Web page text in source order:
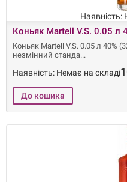
Наявність:
Коньяк Martell V.S. 0.05 л
Коньяк Martell V.S. 0.05 л 40%
незмінний станда
Наявність: Немає на складі